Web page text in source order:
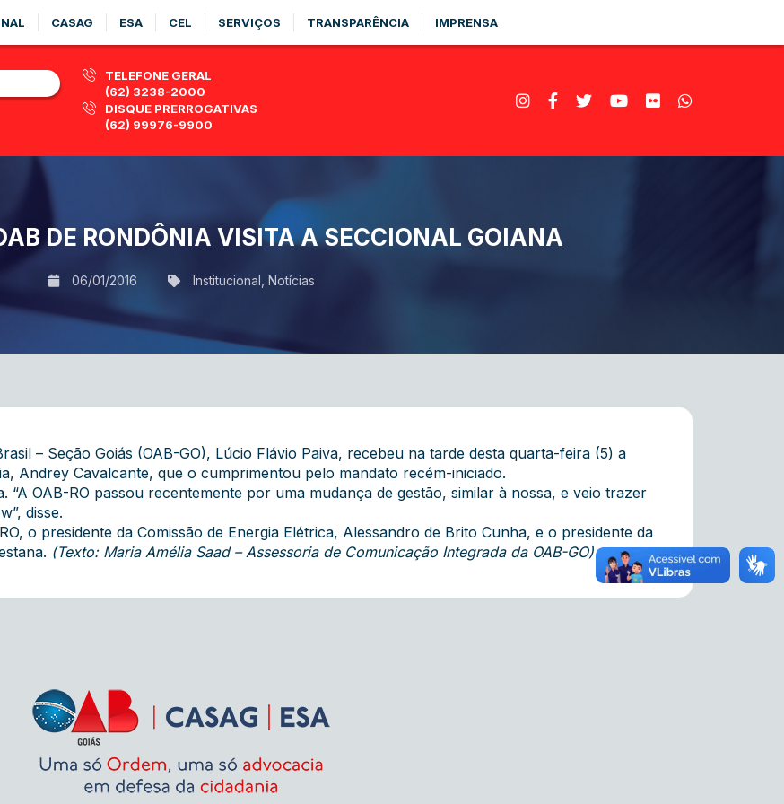
CASAG ESA CEL SERVIÇOS TRANSPARÊNCIA IMPRENSA
TELEFONE GERAL
(62) 3238-2000
DISQUE PRERROGATIVAS
(62) 99976-9900
DE RONDÔNIA VISITA A SECCIONAL GOIANA
06/01/2016 Institucional Notícias
– Seção Goiás (OAB-GO), Lúcio Flávio Paiva, recebeu na tarde desta quarta-feira (5) a
Andrey Cavalcante, que o cumprimentou pelo mandato recém-iniciado.
“A OAB-RO passou recentemente por uma mudança de gestão, similar à nossa, e veio trazer
disse.
o presidente da Comissão de Energia Elétrica, Alessandro de Brito Cunha, e o presidente da
(Texto: Maria Amélia Saad – Assessoria de Comunicação Integrada da OAB-GO)